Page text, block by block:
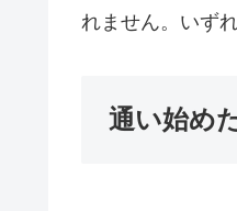
れません。いず
通い始め